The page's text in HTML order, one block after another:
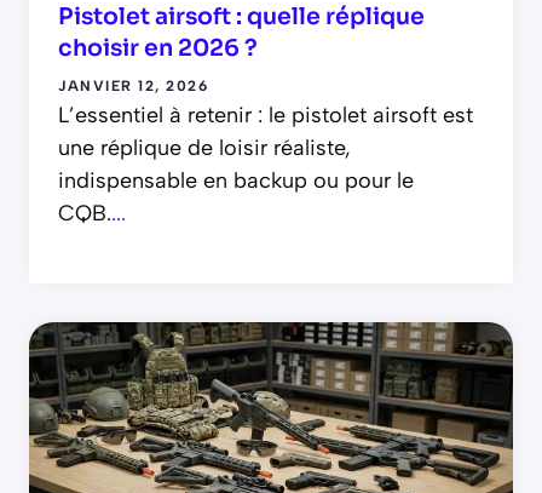
Pistolet airsoft : quelle réplique
choisir en 2026 ?
JANVIER 12, 2026
L’essentiel à retenir : le pistolet airsoft est
une réplique de loisir réaliste,
indispensable en backup ou pour le
CQB....